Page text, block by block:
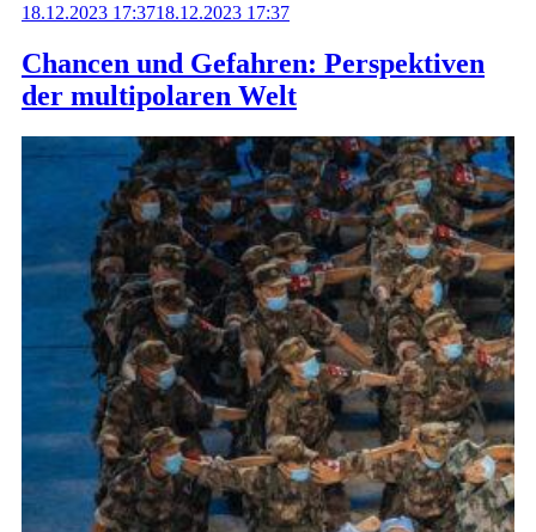
Chancen und Gefahren: Perspektiven
der multipolaren Welt
18.12.2023 17:3718.12.2023 17:37